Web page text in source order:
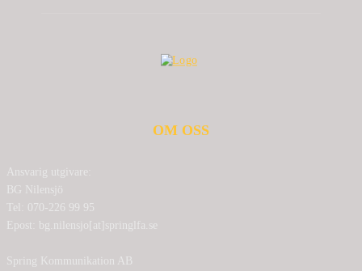
OM OSS
Ansvarig utgivare:
BG Nilensjö
Tel: 070-226 99 95
Epost: bg.nilensjo[at]springlfa.se
Spring Kommunikation AB